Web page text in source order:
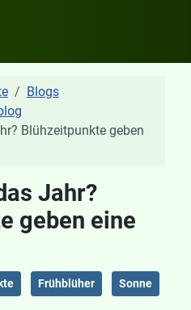
Blogs
Blühzeitpunkte geben
Jahr?
geben eine
Frühblüher Sonne